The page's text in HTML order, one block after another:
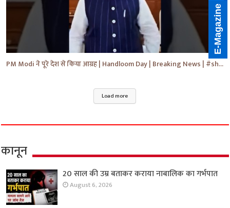
PM Modi ने पूरे देश से किया आग्रह | Handloom Day | Breaking News | #shorts #yt #news #ytnews
Load more
कानून
20 साल की उम्र बताकर कराया नाबालिक का गर्भपात
August 6, 2026
E-Magazine